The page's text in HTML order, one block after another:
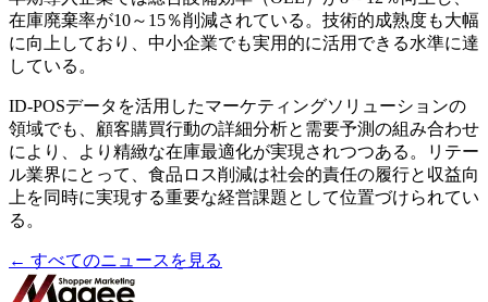
在庫廃棄率が10～15％削減されている。技術的成熟度も大幅
に向上しており、中小企業でも実用的に活用できる水準に達
している。
ID-POSデータを活用したマーケティングソリューションの
領域でも、顧客購買行動の詳細分析と需要予測の組み合わせ
により、より精緻な在庫最適化が実現されつつある。リテー
ル業界にとって、食品ロス削減は社会的責任の履行と収益向
上を同時に実現する重要な経営課題として位置づけられてい
る。
← すべてのニュースを見る